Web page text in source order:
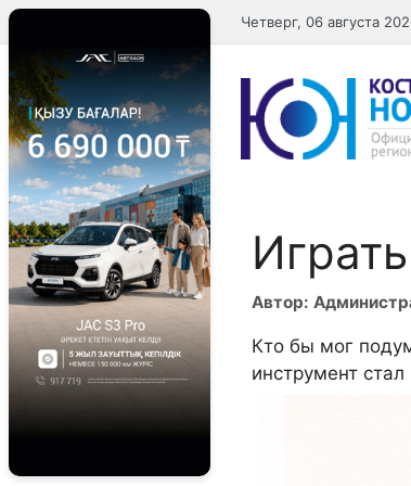
Перейти
к
содержимому
Четверг, 06 августа
Автор:
Кто бы мог
инструмент